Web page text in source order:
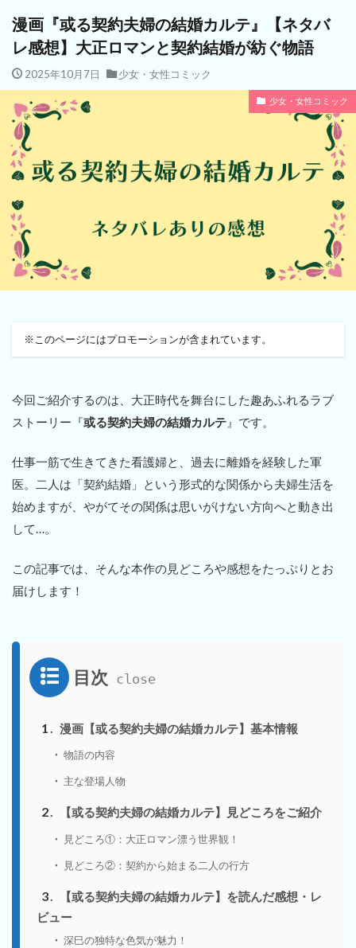
漫画『或る契約夫婦の結婚カルテ』【ネタバ
レ感想】大正ロマンと契約結婚が紡ぐ物語
2025年10月7日 少女・女性コミック
少女・女性コミック
※このページにはプロモーションが含まれています。
今回ご紹介するのは、大正時代を舞台にした趣あふれるラブ
ストーリー『或る契約夫婦の結婚カルテ 』です。
仕事一筋で生きてきた看護婦と、過去に離婚を経験した軍
医。二人は「契約結婚」という形式的な関係から夫婦生活を
始めますが、やがてその関係は思いがけない方向へと動き出
して…。
この記事では、そんな本作の見どころや感想をたっぷりとお
届けします！
目次
1 漫画【或る契約夫婦の結婚カルテ】基本情報
物語の内容
主な登場人物
2 【或る契約夫婦の結婚カルテ】見どころをご紹介
見どころ①：大正ロマン漂う世界観！
見どころ②：契約から始まる二人の行方
3
【或る契約夫婦の結婚カルテ】を読んだ感想・レ
ビュー
深巳の独特な色気が魅力！